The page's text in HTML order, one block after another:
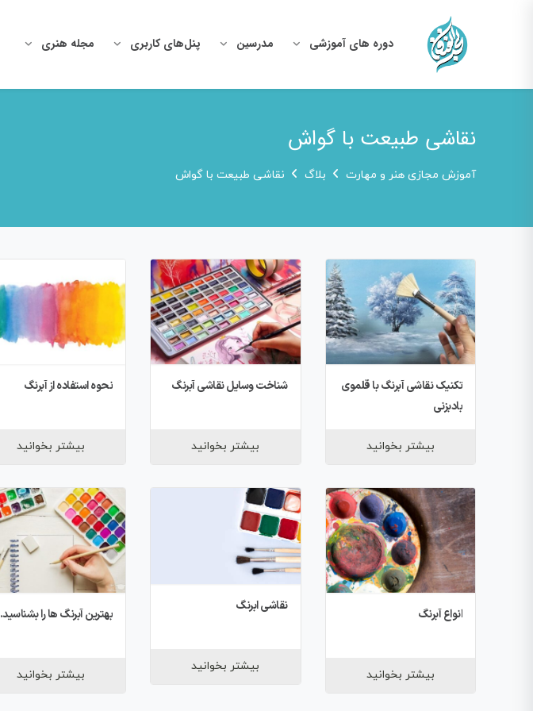
دوره های آموزشی مدرسین پنل‌های کاربری مجله هنری
نقاشی طبیعت با گواش
آموزش مجازی هنر و مهارت بلاگ نقاشی طبیعت با گواش
تکنیک نقاشی آبرنگ با قلموی
بادبزنی
بیشتر بخوانید
شناخت وسایل نقاشی آبرنگ
بیشتر بخوانید
نحوه استفاده از آبرنگ
بیشتر بخوانید
انواع آبرنگ
بیشتر بخوانید
نقاشی ابرنگ
بیشتر بخوانید
بهترین آبرنگ ها را بشناسید.
بیشتر بخوانید